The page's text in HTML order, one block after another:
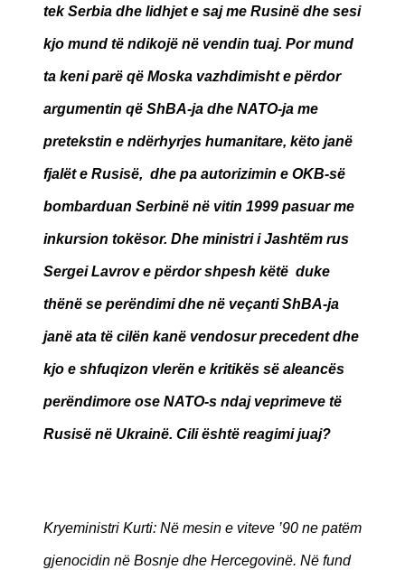
tek Serbia dhe lidhjet e saj me Rusinë dhe sesi
kjo mund të ndikojë në vendin tuaj. Por mund
ta keni parë që Moska vazhdimisht e përdor
argumentin që ShBA-ja dhe NATO-ja me
pretekstin e ndërhyrjes humanitare, këto janë
fjalët e Rusisë, dhe pa autorizimin e OKB-së
bombarduan Serbinë në vitin 1999 pasuar me
inkursion tokësor. Dhe ministri i Jashtëm rus
Sergei Lavrov e përdor shpesh këtë duke
thënë se perëndimi dhe në veçanti ShBA-ja
janë ata të cilën kanë vendosur precedent dhe
kjo e shfuqizon vlerën e kritikës së aleancës
perëndimore ose NATO-s ndaj veprimeve të
Rusisë në Ukrainë. Cili është reagimi juaj?
Kryeministri Kurti: Në mesin e viteve ’90 ne patëm
gjenocidin në Bosnje dhe Hercegovinë. Në fund